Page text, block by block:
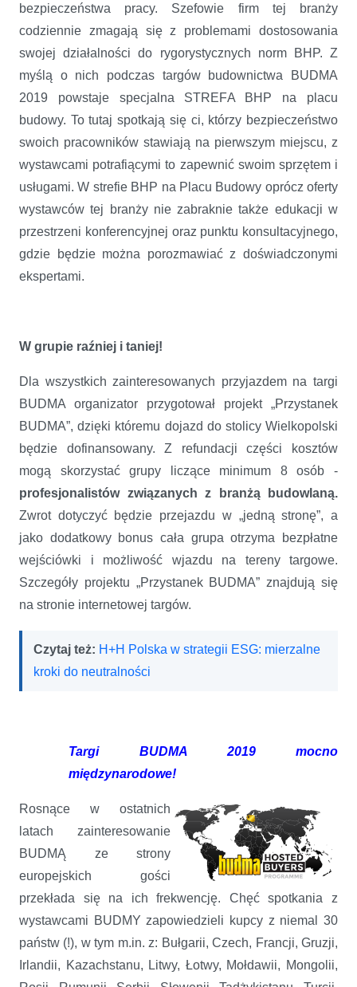
bezpieczeństwa pracy. Szefowie firm tej branży
codziennie zmagają się z problemami dostosowania
swojej działalności do rygorystycznych norm BHP. Z
myślą o nich podczas targów budownictwa BUDMA
2019 powstaje specjalna STREFA BHP na placu
budowy. To tutaj spotkają się ci, którzy bezpieczeństwo
swoich pracowników stawiają na pierwszym miejscu, z
wystawcami potrafiącymi to zapewnić swoim sprzętem i
usługami. W strefie BHP na Placu Budowy oprócz oferty
wystawców tej branży nie zabraknie także edukacji w
przestrzeni konferencyjnej oraz punktu konsultacyjnego,
gdzie będzie można porozmawiać z doświadczonymi
ekspertami.
W grupie raźniej i taniej!
Dla wszystkich zainteresowanych przyjazdem na targi
BUDMA organizator przygotował projekt „Przystanek
BUDMA”, dzięki któremu dojazd do stolicy Wielkopolski
będzie dofinansowany. Z refundacji części kosztów
mogą skorzystać grupy liczące minimum 8 osób -
profesjonalistów związanych z branżą budowlaną.
Zwrot dotyczyć będzie przejazdu w „jedną stronę”, a
jako dodatkowy bonus cała grupa otrzyma bezpłatne
wejściówki i możliwość wjazdu na tereny targowe.
Szczegóły projektu „Przystanek BUDMA” znajdują się
na stronie internetowej targów.
Czytaj też: H+H Polska w strategii ESG: mierzalne
kroki do neutralności
Targi BUDMA 2019 mocno
międzynarodowe!
Rosnące w ostatnich
latach zainteresowanie
BUDMĄ ze strony
europejskich gości
przekłada się na ich frekwencję. Chęć spotkania z
wystawcami BUDMY zapowiedzieli kupcy z niemal 30
państw (!), w tym m.in. z: Bułgarii, Czech, Francji, Gruzji,
Irlandii, Kazachstanu, Litwy, Łotwy, Mołdawii, Mongolii,